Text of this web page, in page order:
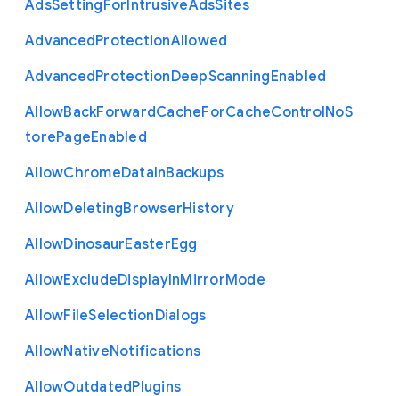
AdsSettingForIntrusiveAdsSites
AdvancedProtectionAllowed
AdvancedProtectionDeepScanningEnabled
AllowBackForwardCacheForCacheControlNoS
torePageEnabled
AllowChromeDataInBackups
AllowDeletingBrowserHistory
AllowDinosaurEasterEgg
AllowExcludeDisplayInMirrorMode
AllowFileSelectionDialogs
AllowNativeNotifications
AllowOutdatedPlugins